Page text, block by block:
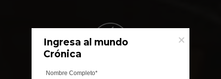
Nombre Completo*
Ingresa al mundo
Crónica